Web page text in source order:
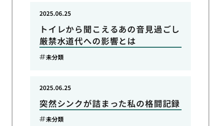
トイレから聞こえるあの音見過ごし
厳禁水道代への影響とは
2025.06.25
未分類
突然シンクが詰まった私の格闘記録
2025.06.25
未分類